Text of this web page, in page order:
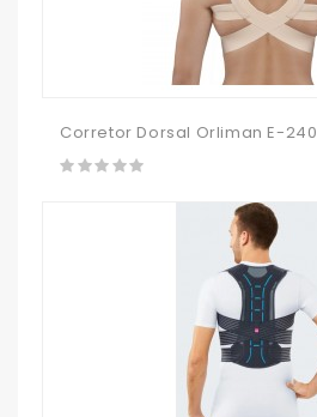
Corretor Dorsal Orliman E-240